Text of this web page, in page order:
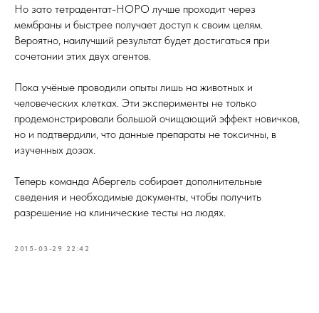
Но зато тетрадентат-HOPO лучше проходит через
мембраны и быстрее получает доступ к своим целям.
Вероятно, наилучший результат будет достигаться при
сочетании этих двух агентов.
Пока учёные проводили опыты лишь на животных и
человеческих клетках. Эти эксперименты не только
продемонстрировали большой очищающий эффект новичков,
но и подтвердили, что данные препараты не токсичны, в
изученных дозах.
Теперь команда Абергель собирает дополнительные
сведения и необходимые документы, чтобы получить
разрешение на клинические тесты на людях.
2015-03-29 22:42